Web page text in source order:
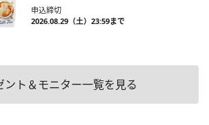
申込締切
2026.08.29（土）23:59まで
ント＆モニター一覧を見る